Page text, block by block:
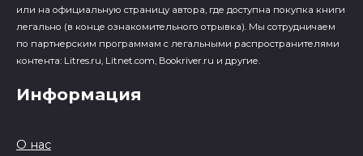
или на официальную страницу автора, где доступна покупка книги
легально (в конце ознакомительного отрывка). Мы сотрудничаем
по партнерским программам с легальными распространителями
контента: Litres.ru, Litnet.com, Bookriver.ru и другие.
Информация
О нас